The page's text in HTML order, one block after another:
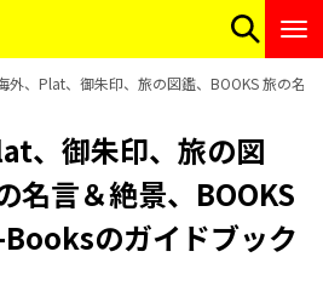
外、Plat、御朱印、旅の図鑑、BOOKS 旅の名
、御朱印、旅の図
名言＆絶景、BOOKS
のガイドブック